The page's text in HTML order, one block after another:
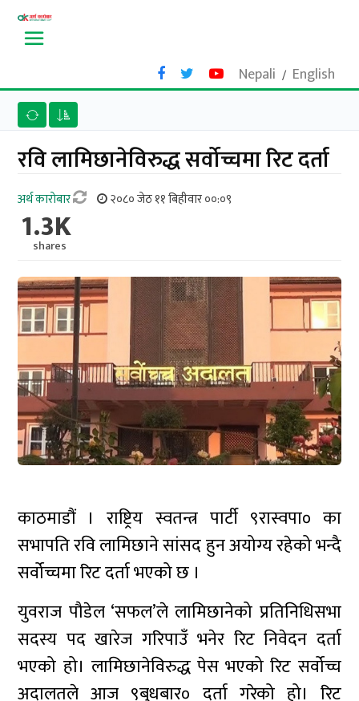
Nepali / English
रवि लामिछानेविरुद्ध सर्वोच्चमा रिट दर्ता
अर्थ काराेबार २०८० जेठ ११ बिहीवार ००:०९
1.3K
shares
काठमाडौं । राष्ट्रिय स्वतन्त्र पार्टी ९रास्वपा० का
सभापति रवि लामिछाने सांसद हुन अयोग्य रहेको भन्दै
सर्वोच्चमा रिट दर्ता भएको छ ।
युवराज पौडेल ‘सफल’ले लामिछानेको प्रतिनिधिसभा
सदस्य पद खारेज गरिपाउँ भनेर रिट निवेदन दर्ता
भएको हो। लामिछानेविरुद्ध पेस भएको रिट सर्वोच्च
अदालतले आज ९बुधबार० दर्ता गरेको हो। रिट